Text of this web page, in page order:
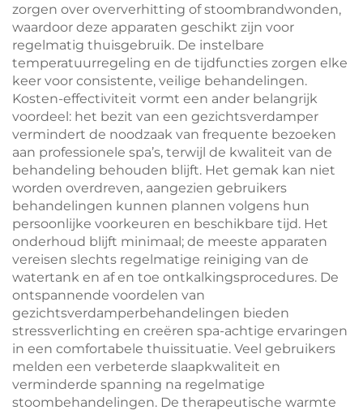
zorgen over oververhitting of stoombrandwonden,
waardoor deze apparaten geschikt zijn voor
regelmatig thuisgebruik. De instelbare
temperatuurregeling en de tijdfuncties zorgen elke
keer voor consistente, veilige behandelingen.
Kosten-effectiviteit vormt een ander belangrijk
voordeel: het bezit van een gezichtsverdamper
vermindert de noodzaak van frequente bezoeken
aan professionele spa’s, terwijl de kwaliteit van de
behandeling behouden blijft. Het gemak kan niet
worden overdreven, aangezien gebruikers
behandelingen kunnen plannen volgens hun
persoonlijke voorkeuren en beschikbare tijd. Het
onderhoud blijft minimaal; de meeste apparaten
vereisen slechts regelmatige reiniging van de
watertank en af en toe ontkalkingsprocedures. De
ontspannende voordelen van
gezichtsverdamperbehandelingen bieden
stressverlichting en creëren spa-achtige ervaringen
in een comfortabele thuissituatie. Veel gebruikers
melden een verbeterde slaapkwaliteit en
verminderde spanning na regelmatige
stoombehandelingen. De therapeutische warmte